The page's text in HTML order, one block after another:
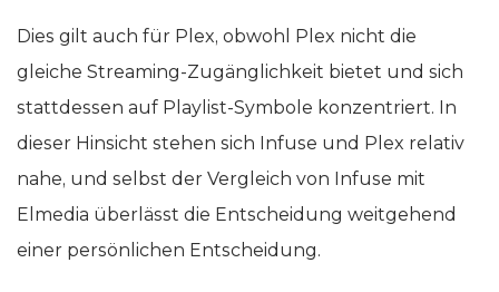
Dies gilt auch für Plex, obwohl Plex nicht die
gleiche Streaming-Zugänglichkeit bietet und sich
stattdessen auf Playlist-Symbole konzentriert. In
dieser Hinsicht stehen sich Infuse und Plex relativ
nahe, und selbst der Vergleich von Infuse mit
Elmedia überlässt die Entscheidung weitgehend
einer persönlichen Entscheidung.